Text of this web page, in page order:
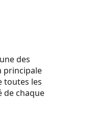
des
principale
toutes les
de chaque